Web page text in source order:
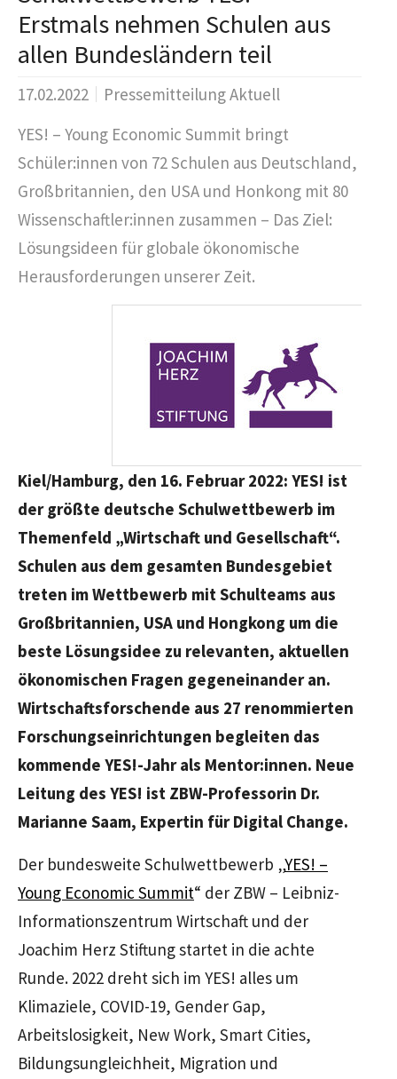
Erstmals nehmen Schulen aus
allen Bundesländern teil
17.02.2022
Pressemitteilung Aktuell
YES! – Young Economic Summit bringt
Schüler:innen von 72 Schulen aus Deutschland,
Großbritannien, den USA und Honkong mit 80
Wissenschaftler:innen zusammen – Das Ziel:
Lösungsideen für globale ökonomische
Herausforderungen unserer Zeit.
Kiel/Hamburg, den 16. Februar 2022: YES! ist
der größte deutsche Schulwettbewerb im
Themenfeld „Wirtschaft und Gesellschaft“.
Schulen aus dem gesamten Bundesgebiet
treten im Wettbewerb mit Schulteams aus
Großbritannien, USA und Hongkong um die
beste Lösungsidee zu relevanten, aktuellen
ökonomischen Fragen gegeneinander an.
Wirtschaftsforschende aus 27 renommierten
Forschungseinrichtungen begleiten das
kommende YES!-Jahr als Mentor:innen. Neue
Leitung des YES! ist ZBW-Professorin Dr.
Marianne Saam, Expertin für Digital Change.
Der bundesweite Schulwettbewerb „YES! –
Young Economic Summit“ der ZBW – Leibniz-
Informationszentrum Wirtschaft und der
Joachim Herz Stiftung startet in die achte
Runde. 2022 dreht sich im YES! alles um
Klimaziele, COVID-19, Gender Gap,
Arbeitslosigkeit, New Work, Smart Cities,
Bildungsungleichheit, Migration und